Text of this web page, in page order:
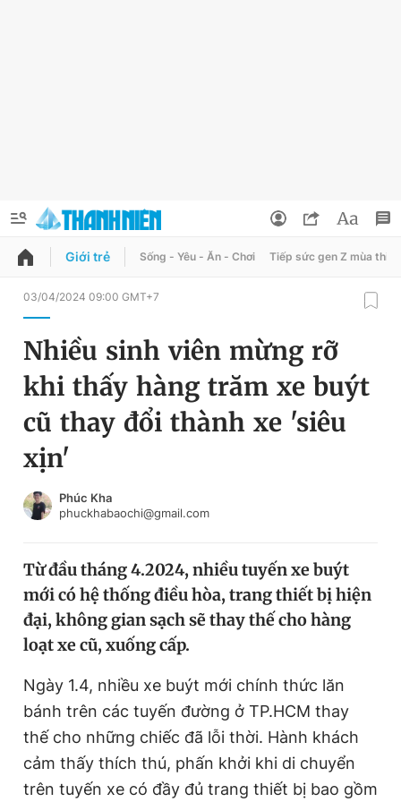
QUẢNG CÁO
Chuyên mục
Chuyên mục khác
Chào ngày mới
Tin thị trường Tin 360
Video Magazine
Sản phẩm khác
Tiện ích Bạn cần biết
Thông tin tòa soạn Liên hệ quảng cáo
Đổi mật khẩu
Tin đã lưu
Tin đã xem
Đăng xuất
Giới trẻ Sống - Yêu - Ăn - Chơi Tiếp sức gen Z mùa thi
03/04/2024 09:00 GMT+7
Nhiều sinh viên mừng rỡ
khi thấy hàng trăm xe buýt
cũ thay đổi thành xe 'siêu
xịn'
Phúc Kha
phuckhabaochi@gmail.com
Từ đầu tháng 4.2024, nhiều tuyến xe buýt
mới có hệ thống điều hòa, trang thiết bị hiện
đại, không gian sạch sẽ thay thế cho hàng
loạt xe cũ, xuống cấp.
Ngày 1.4, nhiều xe buýt mới chính thức lăn
bánh trên các tuyến đường ở TP.HCM thay
thế cho những chiếc đã lỗi thời. Hành khách
cảm thấy thích thú, phấn khởi khi di chuyển
trên tuyến xe có đầy đủ trang thiết bị bao gồm